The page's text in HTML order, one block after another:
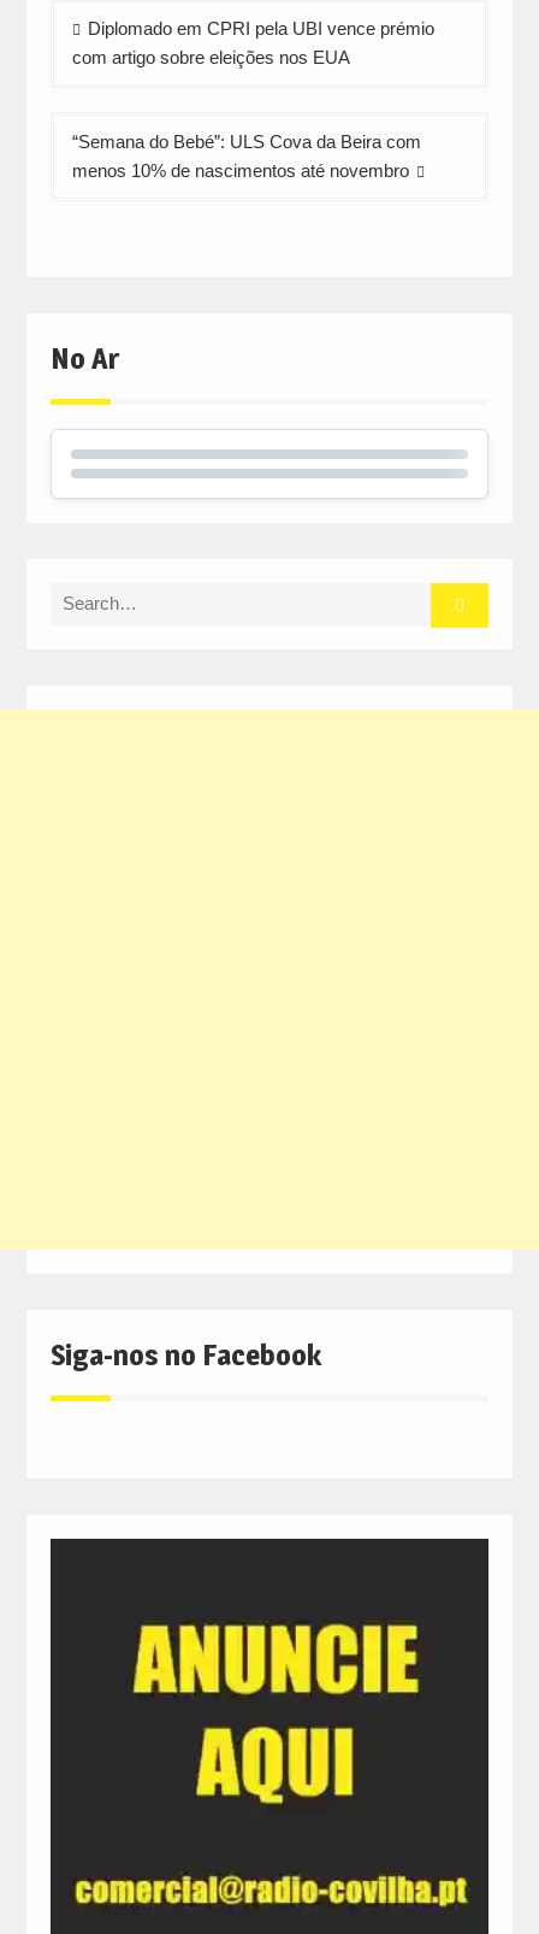
Navegação
de
Diplomado em CPRI pela UBI vence prémio
com artigo sobre eleições nos EUA
“Semana do Bebé”: ULS Cova da Beira com
menos 10% de nascimentos até novembro
No Ar
Search
Siga-nos no Facebook